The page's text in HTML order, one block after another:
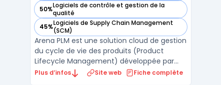
50%Logiciels de contrôle et gestion de la
qualité
— voir Arena PLM dans cette catégorie
45%Logiciels de Supply Chain Management
(SCM)
— voir Arena PLM dans cette catégorie
Arena PLM est une solution cloud de gestion
du cycle de vie des produits (Product
Lifecycle Management) développée par
PTC. Cette plateforme PLM permet de
Plus d’infos Site web Fiche complète